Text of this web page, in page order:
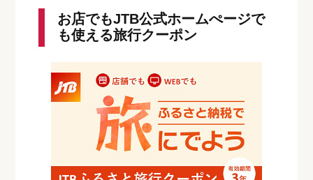
お店でもJTB公式ホームぺージで
も使える旅行クーポン